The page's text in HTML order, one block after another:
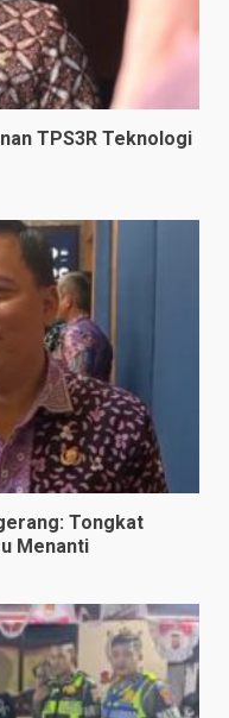
TPS3R Teknologi
Tongkat
Menanti